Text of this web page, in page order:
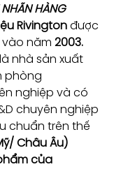
NHÃN HÀNG
Rivingtonđược
năm 2003.
là nhà sản xuất
phòng
nghiệp và có
chuyên nghiệp
chuẩn trên thế
Châu Âu)
của